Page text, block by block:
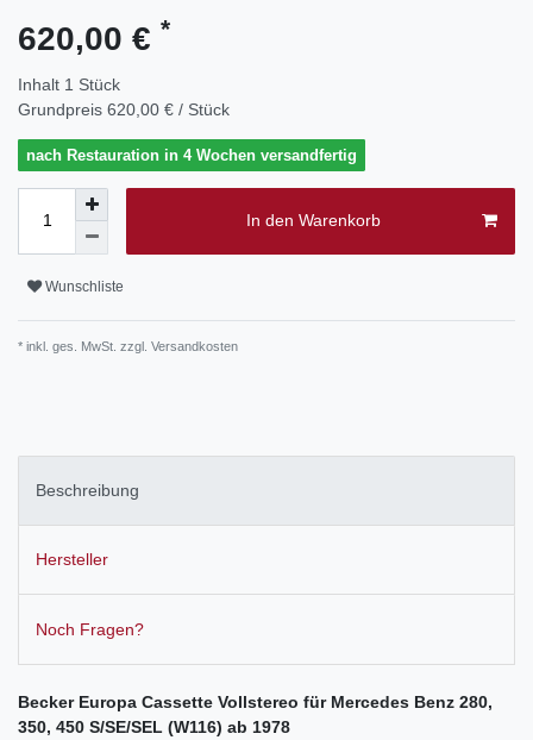
620,00 € *
Inhalt 1 Stück
Grundpreis 620,00 € / Stück
nach Restauration in 4 Wochen versandfertig
In den Warenkorb
Wunschliste
* inkl. ges. MwSt. zzgl. Versandkosten
Beschreibung
Hersteller
Noch Fragen?
Becker Europa Cassette Vollstereo für Mercedes Benz 280,
350, 450 S/SE/SEL (W116) ab 1978